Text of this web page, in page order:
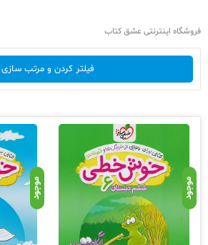
فروشگاه اینترنتی عشق کتاب
فیلتر کردن و مرتب سازی
موجود موجود